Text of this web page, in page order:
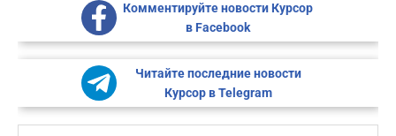
Комментируйте новости Курсор
в Facebook
Читайте последние новости
Курсор в Telegram